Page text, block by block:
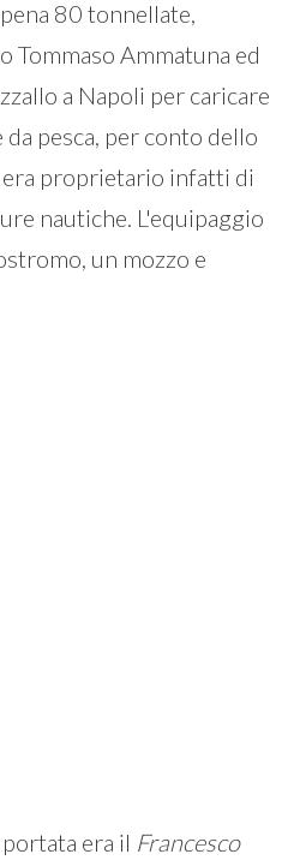
80 tonnellate,
Tommaso Ammatuna ed
a Napoli per caricare
pesca, per conto dello
proprietario infatti di
nautiche. L'equipaggio
un mozzo e
era il Francesco